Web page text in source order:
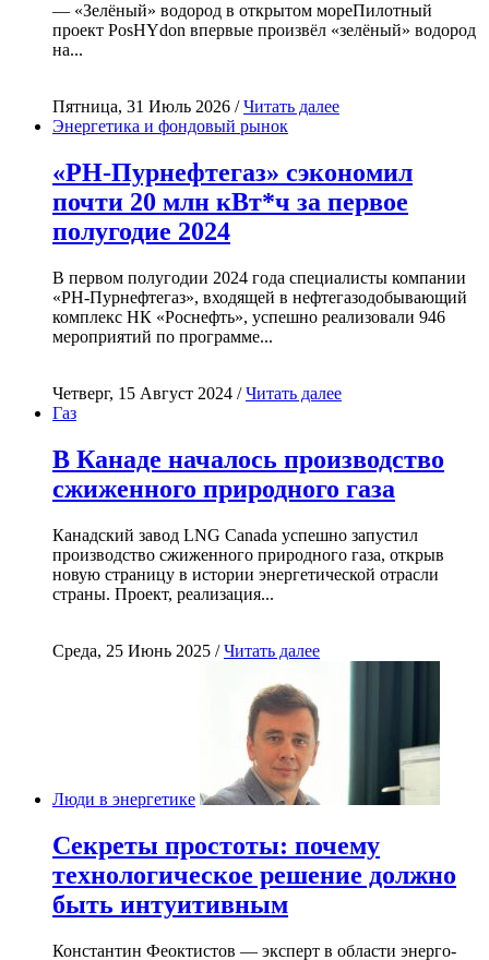
— «Зелёный» водород в открытом мореПилотный
проект PosHYdon впервые произвёл «зелёный» водород
на...
Пятница, 31 Июль 2026 /Читать далее
Энергетика и фондовый рынок
«РН-Пурнефтегаз» сэкономил
почти 20 млн кВт*ч за первое
полугодие 2024
В первом полугодии 2024 года специалисты компании
«РН-Пурнефтегаз», входящей в нефтегазодобывающий
комплекс НК «Роснефть», успешно реализовали 946
мероприятий по программе...
Четверг, 15 Август 2024 /Читать далее
Газ
В Канаде началось производство
сжиженного природного газа
Канадский завод LNG Canada успешно запустил
производство сжиженного природного газа, открыв
новую страницу в истории энергетической отрасли
страны. Проект, реализация...
Среда, 25 Июнь 2025 /Читать далее
Люди в энергетике
Секреты простоты: почему
технологическое решение должно
быть интуитивным
Константин Феоктистов — эксперт в области энерго-